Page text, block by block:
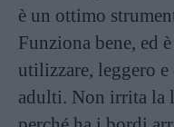
è un ottimo
Funziona bene, ed
utilizzare, leggero
adulti. Non irrita la